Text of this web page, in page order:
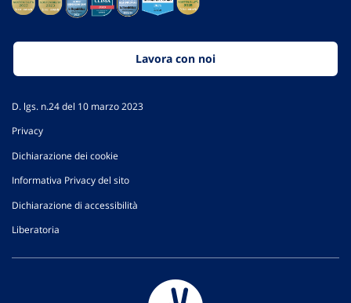
Lavora con noi
D. lgs. n.24 del 10 marzo 2023
Privacy
Dichiarazione dei cookie
Informativa Privacy del sito
Dichiarazione di accessibilità
Liberatoria